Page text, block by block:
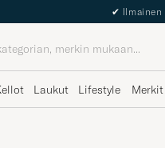
Laukut Lifestyle Merkit